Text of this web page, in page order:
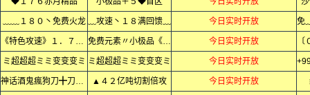
﹏﹏１８０丶免费火龙 ﹏攻速丶１８满回馈﹏ 今日实时开放
《特色攻速》１．７６复古微变 免费元素〃小极品《全网独家》 今日实时开放
ミ超超超ミミ变变变ミ ミ超超超ミミ变变变ミ 今日实时开放
神话酒鬼瘋狗刀╋刀刀变态 ▲４２亿吨切割倍攻 今日实时开放